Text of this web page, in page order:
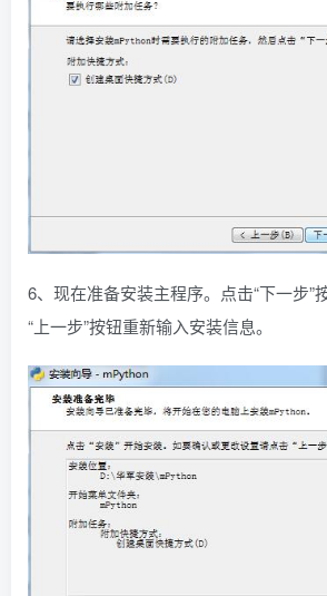
6、现在准备安装主程序。点击“下一步”
“上一步”按钮重新输入安装信息。